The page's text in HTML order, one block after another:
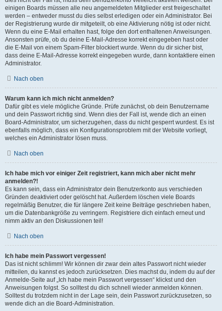
einigen Boards müssen alle neu angemeldeten Mitglieder erst freigeschaltet
werden – entweder musst du dies selbst erledigen oder ein Administrator. Bei
der Registrierung wurde dir mitgeteilt, ob eine Aktivierung nötig ist oder nicht.
Wenn du eine E-Mail erhalten hast, folge den dort enthaltenen Anweisungen.
Ansonsten prüfe, ob du deine E-Mail-Adresse korrekt eingegeben hast oder
die E-Mail von einem Spam-Filter blockiert wurde. Wenn du dir sicher bist,
dass deine E-Mail-Adresse korrekt eingegeben wurde, dann kontaktiere einen
Administrator.
Nach oben
Warum kann ich mich nicht anmelden?
Dafür gibt es viele mögliche Gründe. Prüfe zunächst, ob dein Benutzername
und dein Passwort richtig sind. Wenn dies der Fall ist, wende dich an einen
Board-Administrator, um sicherzugehen, dass du nicht gesperrt wurdest. Es ist
ebenfalls möglich, dass ein Konfigurationsproblem mit der Website vorliegt,
welches ein Administrator lösen muss.
Nach oben
Ich habe mich vor einiger Zeit registriert, kann mich aber nicht mehr
anmelden?!
Es kann sein, dass ein Administrator dein Benutzerkonto aus verschieden
Gründen deaktiviert oder gelöscht hat. Außerdem löschen viele Boards
regelmäßig Benutzer, die für längere Zeit keine Beiträge geschrieben haben,
um die Datenbankgröße zu verringern. Registriere dich einfach erneut und
nimm aktiv an den Diskussionen teil!
Nach oben
Ich habe mein Passwort vergessen!
Das ist nicht schlimm! Wir können dir zwar dein altes Passwort nicht wieder
mitteilen, du kannst es jedoch zurücksetzen. Dies machst du, indem du auf der
Anmelde-Seite auf „Ich habe mein Passwort vergessen“ klickst und den
Anweisungen folgst. So solltest du dich schnell wieder anmelden können.
Solltest du trotzdem nicht in der Lage sein, dein Passwort zurückzusetzen, so
wende dich an die Board-Administration.